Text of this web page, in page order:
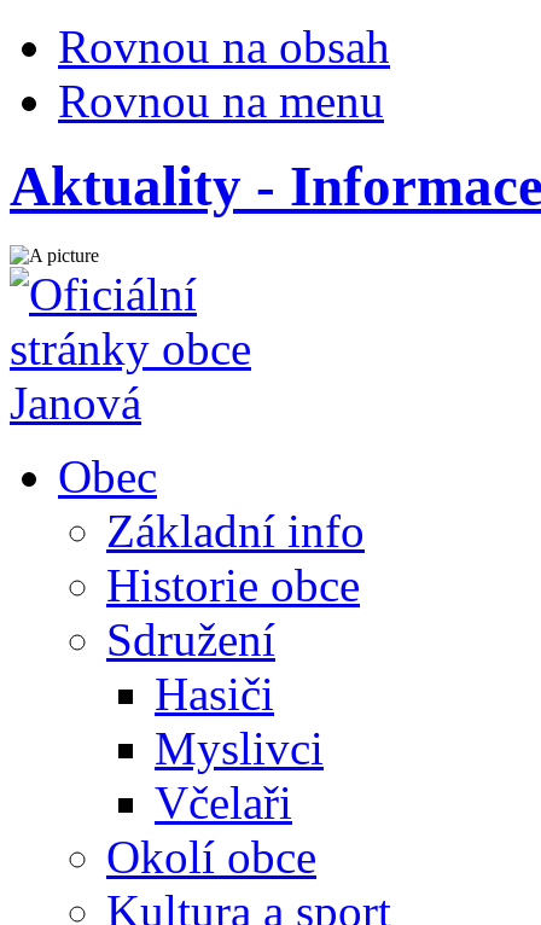
Rovnou na obsah
Rovnou na menu
Aktuality -
Obec
Základní info
Historie obce
Sdružení
Hasiči
Myslivci
Včelaři
Okolí obce
Kultura a sport